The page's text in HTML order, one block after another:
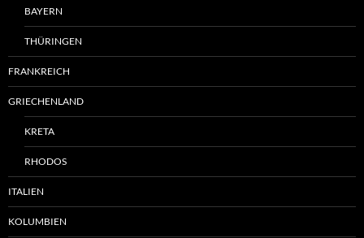
BAYERN
THÜRINGEN
FRANKREICH
GRIECHENLAND
KRETA
RHODOS
ITALIEN
KOLUMBIEN